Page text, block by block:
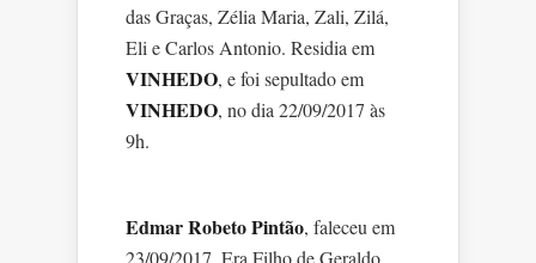
das Graças, Zélia Maria, Zali, Zilá,
Eli e Carlos Antonio. Residia em
VINHEDO, e foi sepultado em
VINHEDO, no dia 22/09/2017 às
9h.
Edmar Robeto Pintão, faleceu em